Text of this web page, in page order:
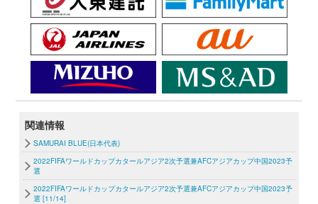
関連情報
SAMURAI BLUE(日本代表)
2022FIFAワールドカップカタールアジア2次予選兼AFCアジアカップ中国2023予
選
2022FIFAワールドカップカタールアジア2次予選兼AFCアジアカップ中国2023予
選 [11/14]